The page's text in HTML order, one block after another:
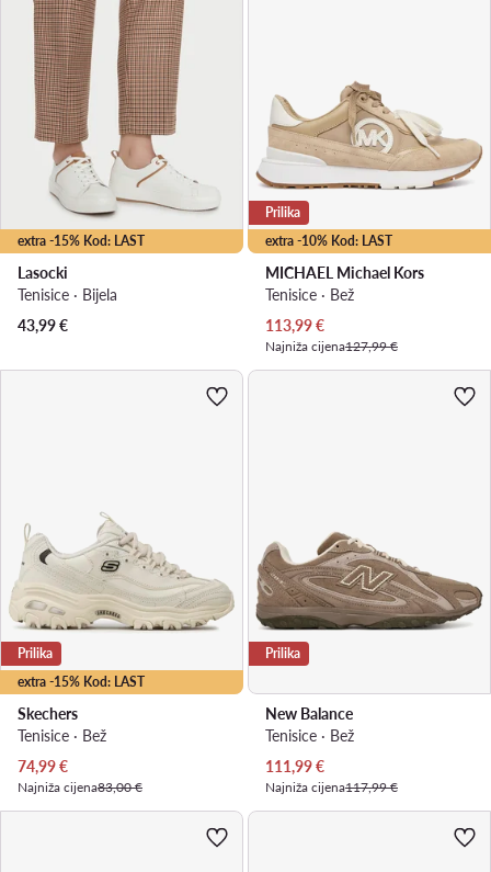
extra -15% Kod: LAST
Lasocki
Tenisice · Bijela
43,99€
extra -10% Kod: LAST
Prilika
MICHAEL Michael Kors
Tenisice · Bež
Trenutna cijena
113,99€
Najniža cijena127,99 €
extra -15% Kod: LAST
Prilika
Skechers
Tenisice · Bež
Trenutna cijena
74,99€
Najniža cijena83,00 €
Prilika
New Balance
Tenisice · Bež
Trenutna cijena
111,99€
Najniža cijena117,99 €